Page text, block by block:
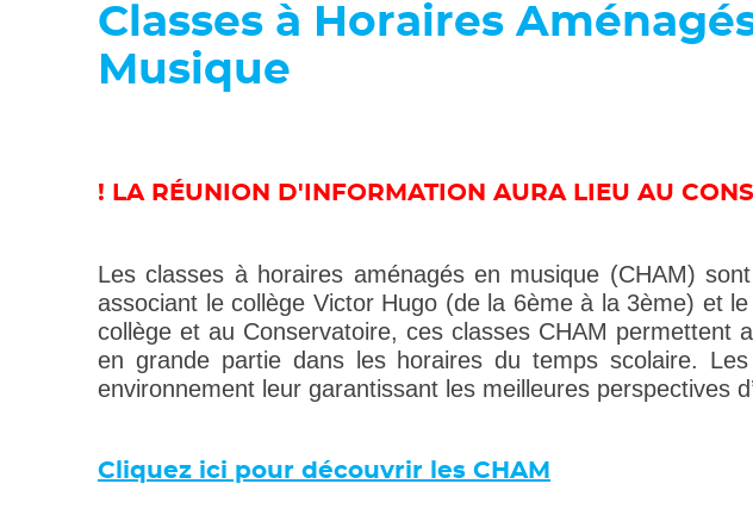
Classes à Horaires
Musique
! LA RÉUNION D'INFORMATION AURA LIEU AU
Les classes à horaires aménagés en musique (CHAM)
associant le collège Victor Hugo (de la 6ème à la 3ème) et
collège et au Conservatoire, ces classes CHAM permettent
en grande partie dans les horaires du temps scolaire.
environnement leur garantissant les meilleures perspectives
Cliquez ici pour découvrir les CHAM